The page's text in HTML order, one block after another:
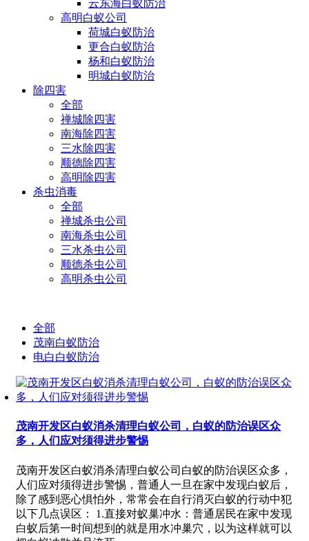
云东海白蚁防治
高明白蚁公司
荷城白蚁防治
更合白蚁防治
杨和白蚁防治
明城白蚁防治
除四害
全部
禅城除四害
南海除四害
三水除四害
顺德除四害
高明除四害
杀虫消毒
全部
禅城杀虫公司
南海杀虫公司
三水杀虫公司
顺德杀虫公司
高明杀虫公司
全部
茂南白蚁防治
电白白蚁防治
茂南开发区白蚁消杀清理白蚁公司，白蚁的防治误区众
多，人们应对须得进步警惕
茂南开发区白蚁消杀清理白蚁公司白蚁的防治误区众多，
人们应对须得进步警惕，普通人一旦在家中发现白蚁后，
除了感到恶心惧怕外，常常会在自行消灭白蚁的行动中犯
以下几点误区： 1.直接对蚁巢冲水：普通居民在家中发现
白蚁后第一时间想到的就是用水冲巢穴，以为这样就可以